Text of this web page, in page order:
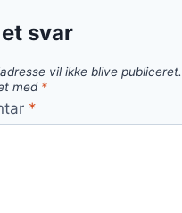
svar
vil ikke blive publiceret.
med *
*